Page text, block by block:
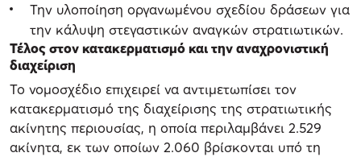
Την υλοποίηση οργανωμένου σχεδίου δράσεων για
την κάλυψη στεγαστικών αναγκών στρατιωτικών.
Τέλος στον κατακερματισμό και την αναχρονιστική
διαχείριση
Το νομοσχέδιο επιχειρεί να αντιμετωπίσει τον
κατακερματισμό της διαχείρισης της στρατιωτικής
ακίνητης περιουσίας, η οποία περιλαμβάνει 2.529
ακίνητα, εκ των οποίων 2.060 βρίσκονται υπό τη